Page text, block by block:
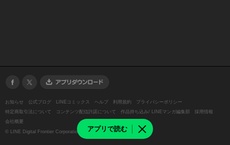
アプリで読む
お知らせ 公式ブログ LINEコミックス ヘルプ 利用規約
プライバシーポリシー
特定商取引法について
コンテンツ配信許諾について 作品持ち込み/ LINEマンガ編集部
採用情報
会社概要
© LINE Digital Frontier Corporation